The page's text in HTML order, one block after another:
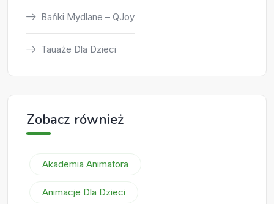
Bańki Mydlane – QJoy
Tauaże Dla Dzieci
Zobacz również
Akademia Animatora
Animacje Dla Dzieci